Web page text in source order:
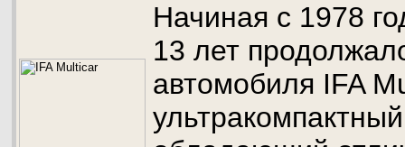
Начиная с 1978
13 лет
автомобиля IFA